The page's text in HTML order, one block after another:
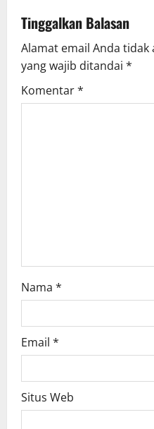
v
i
g
Tinggalkan Balasan
Alamat email Anda tidak
yang wajib ditandai *
Komentar*
Nama *
Email *
Situs Web